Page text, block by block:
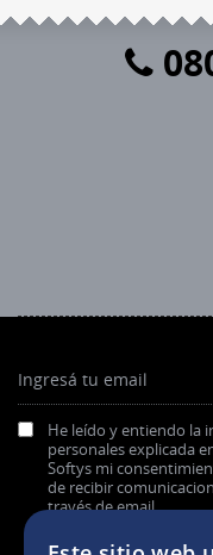
Ingresá tu email
He leído y entiendo la
personales explicada
Softys mi
de recibir
través de email.